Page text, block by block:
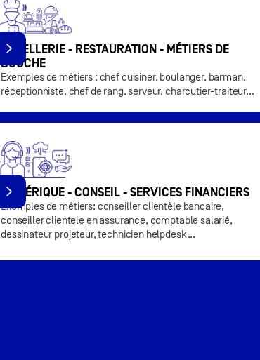
HÔTELLERIE - RESTAURATION - MÉTIERS DE
BOUCHE
Exemples de métiers : chef cuisiner, boulanger, barman,
réceptionniste, chef de rang, serveur, charcutier-traiteur...
NUMÉRIQUE - CONSEIL - SERVICES FINANCIERS
Exemples de métiers: conseiller clientèle bancaire,
conseiller clientele en assurance, comptable salarié,
dessinateur projeteur, technicien helpdesk...